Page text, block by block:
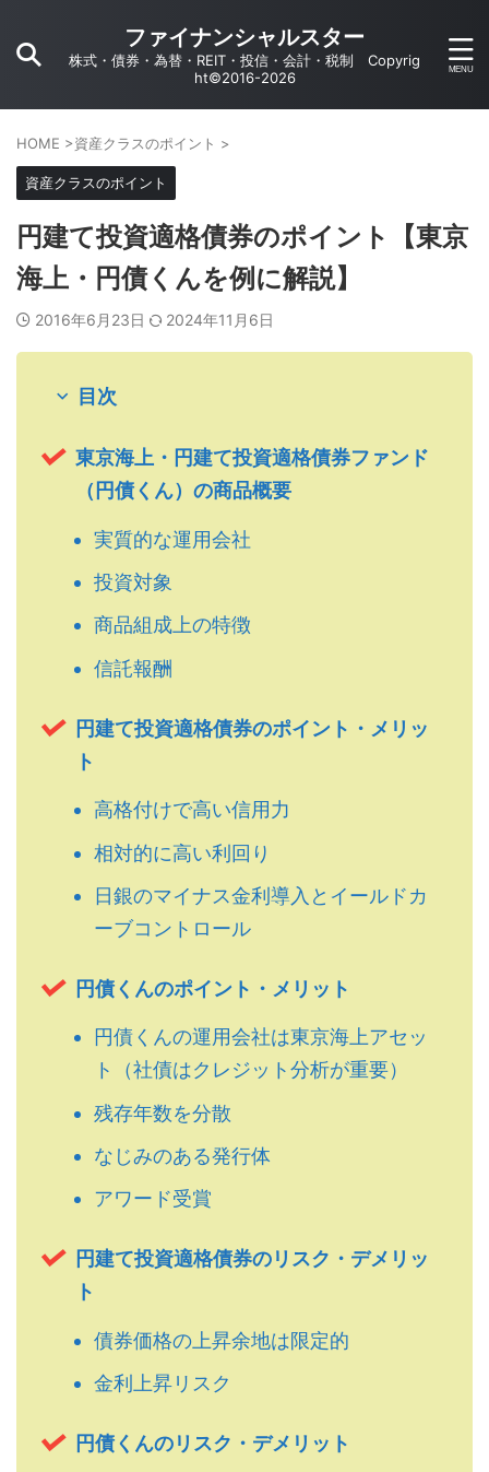
ファイナンシャルスター
株式・債券・為替・REIT・投信・会計・税制 Copyrig
ht©2016-2026
HOME >資産クラスのポイント >
資産クラスのポイント
円建て投資適格債券のポイント【東京
海上・円債くんを例に解説】
2016年6月23日 2024年11月6日
目次
東京海上・円建て投資適格債券ファンド
（円債くん）の商品概要
実質的な運用会社
投資対象
商品組成上の特徴
信託報酬
円建て投資適格債券のポイント・メリッ
ト
高格付けで高い信用力
相対的に高い利回り
日銀のマイナス金利導入とイールドカ
ーブコントロール
円債くんのポイント・メリット
円債くんの運用会社は東京海上アセッ
ト（社債はクレジット分析が重要）
残存年数を分散
なじみのある発行体
アワード受賞
円建て投資適格債券のリスク・デメリッ
ト
債券価格の上昇余地は限定的
金利上昇リスク
円債くんのリスク・デメリット